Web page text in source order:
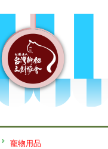
寵物用品